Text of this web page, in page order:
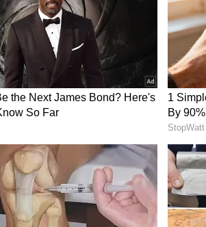
சிம்ம
ஏற்ற பலன்
சமூகத்தில்
இருப்பவர்களுக்கு இந்த
பதவி உயர்வு
வருமானம்
இந்த 5 ராசிகளுக்கு